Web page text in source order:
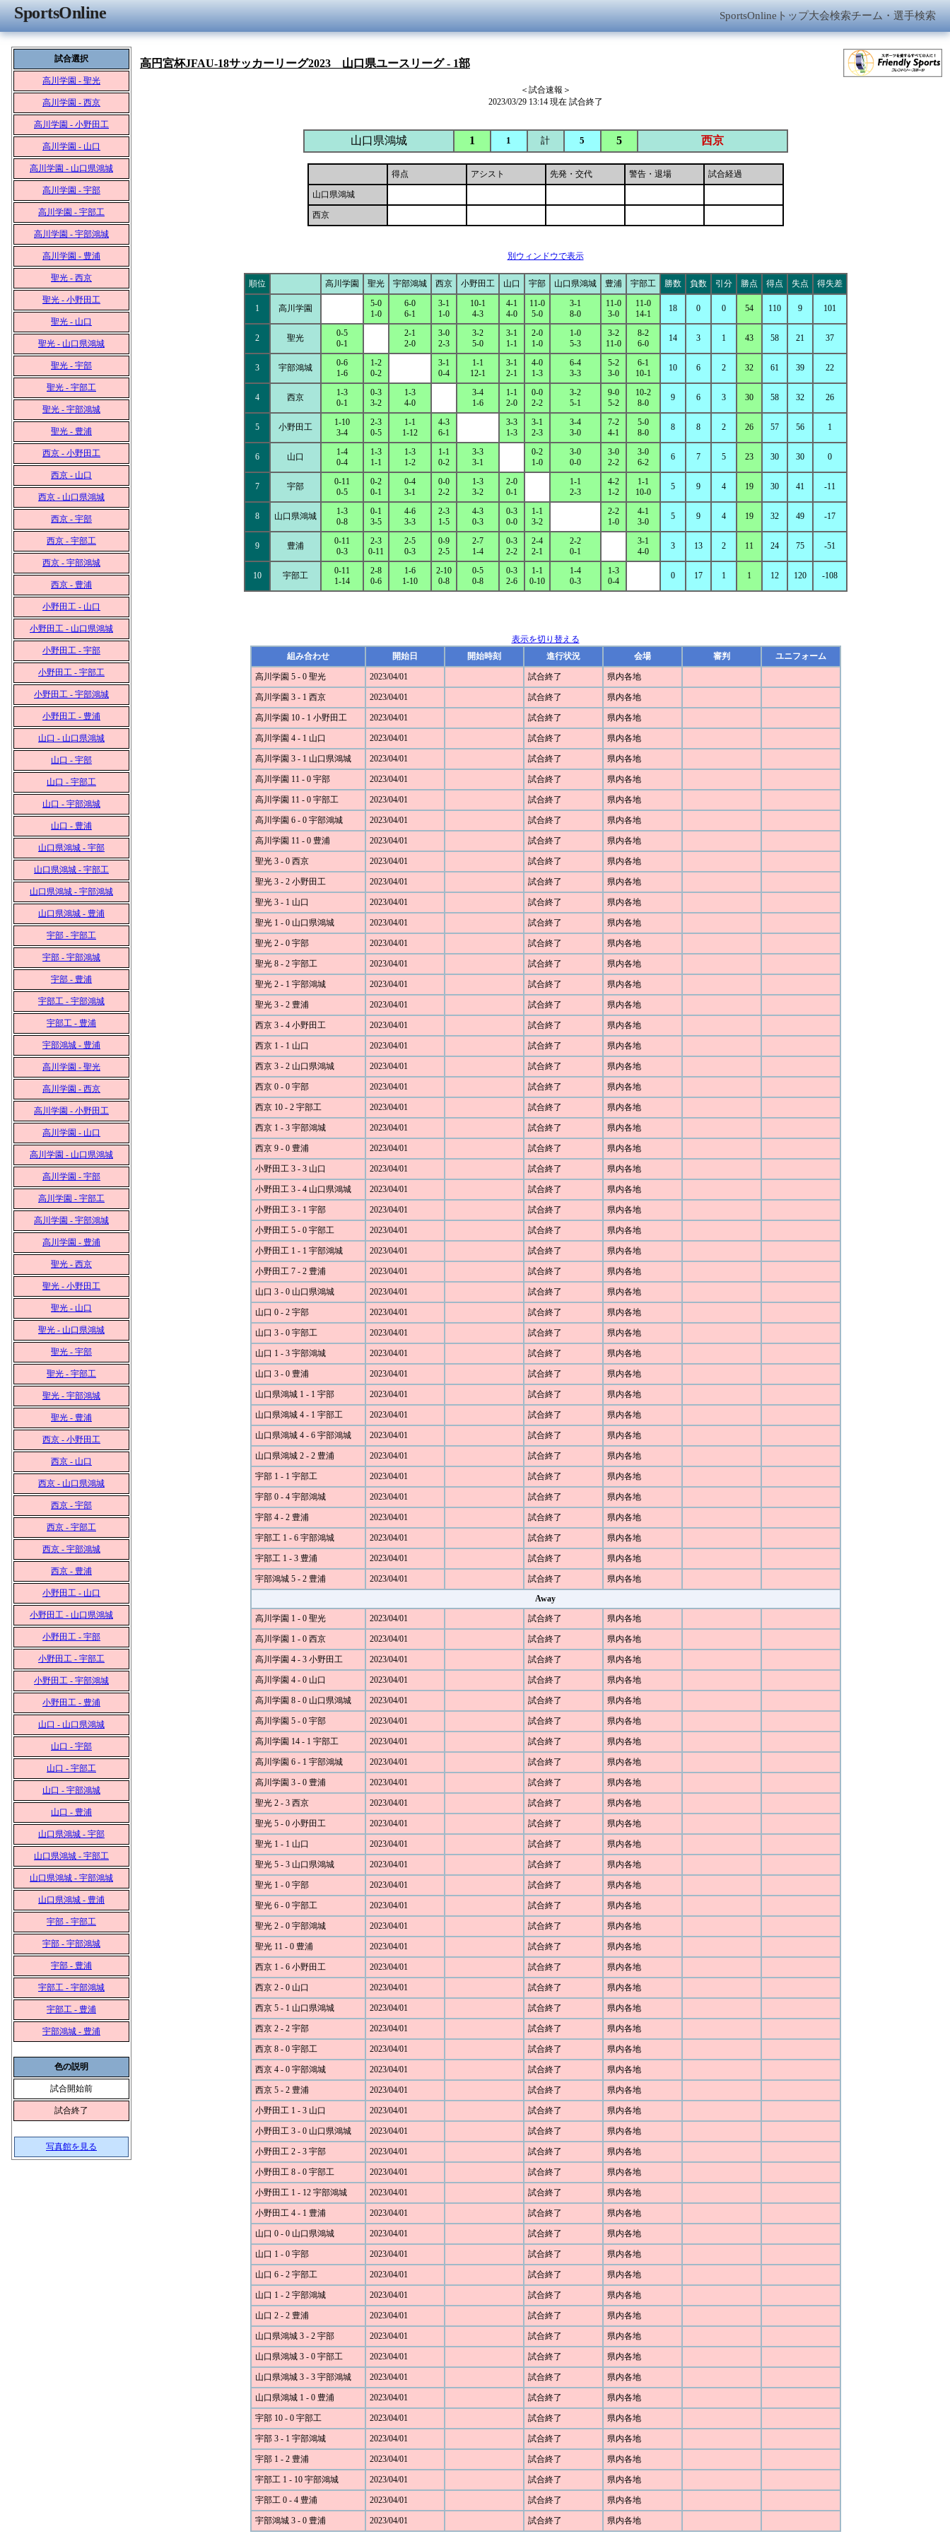
SportsOnline SportsOnlineトップ大会検索チーム・選手検索
試合選択
高川学園 - 聖光
高川学園 - 西京
高川学園 - 小野田工
高川学園 - 山口
高川学園 - 山口県鴻城
高川学園 - 宇部
高川学園 - 宇部工
高川学園 - 宇部鴻城
高川学園 - 豊浦
聖光 - 西京
聖光 - 小野田工
聖光 - 山口
聖光 - 山口県鴻城
聖光 - 宇部
聖光 - 宇部工
聖光 - 宇部鴻城
聖光 - 豊浦
西京 - 小野田工
西京 - 山口
西京 - 山口県鴻城
西京 - 宇部
西京 - 宇部工
西京 - 宇部鴻城
西京 - 豊浦
小野田工 - 山口
小野田工 - 山口県鴻城
小野田工 - 宇部
小野田工 - 宇部工
小野田工 - 宇部鴻城
小野田工 - 豊浦
山口 - 山口県鴻城
山口 - 宇部
山口 - 宇部工
山口 - 宇部鴻城
山口 - 豊浦
山口県鴻城 - 宇部
山口県鴻城 - 宇部工
山口県鴻城 - 宇部鴻城
山口県鴻城 - 豊浦
宇部 - 宇部工
宇部 - 宇部鴻城
宇部 - 豊浦
宇部工 - 宇部鴻城
宇部工 - 豊浦
宇部鴻城 - 豊浦
高川学園 - 聖光
高川学園 - 西京
高川学園 - 小野田工
高川学園 - 山口
高川学園 - 山口県鴻城
高川学園 - 宇部
高川学園 - 宇部工
高川学園 - 宇部鴻城
高川学園 - 豊浦
聖光 - 西京
聖光 - 小野田工
聖光 - 山口
聖光 - 山口県鴻城
聖光 - 宇部
聖光 - 宇部工
聖光 - 宇部鴻城
聖光 - 豊浦
西京 - 小野田工
西京 - 山口
西京 - 山口県鴻城
西京 - 宇部
西京 - 宇部工
西京 - 宇部鴻城
西京 - 豊浦
小野田工 - 山口
小野田工 - 山口県鴻城
小野田工 - 宇部
小野田工 - 宇部工
小野田工 - 宇部鴻城
小野田工 - 豊浦
山口 - 山口県鴻城
山口 - 宇部
山口 - 宇部工
山口 - 宇部鴻城
山口 - 豊浦
山口県鴻城 - 宇部
山口県鴻城 - 宇部工
山口県鴻城 - 宇部鴻城
山口県鴻城 - 豊浦
宇部 - 宇部工
宇部 - 宇部鴻城
宇部 - 豊浦
宇部工 - 宇部鴻城
宇部工 - 豊浦
宇部鴻城 - 豊浦
色の説明
試合開始前
試合終了
写真館を見る
高円宮杯JFAU-18サッカーリーグ2023 山口県ユースリーグ - 1部
＜試合速報＞
2023/03/29 13:14 現在 試合終了
山口県鴻城 1 1 計 5 5 西京
得点 アシスト 先発・交代 警告・退場 試合経過
山口県鴻城
西京
別ウィンドウで表示
順位 高川学園 聖光 宇部鴻城 西京 小野田工 山口 宇部 山口県鴻城 豊浦 宇部工 勝数 負数 引分 勝点 得点 失点 得失差
1 高川学園
5-0
1-0
6-0
6-1
3-1
1-0
10-1
4-3
4-1
4-0
11-0
5-0
3-1
8-0
11-0
3-0
11-0
14-1
18 0 0 54 110 9 101
2 聖光
0-5
0-1
2-1
2-0
3-0
2-3
3-2
5-0
3-1
1-1
2-0
1-0
1-0
5-3
3-2
11-0
8-2
6-0
14 3 1 43 58 21 37
3 宇部鴻城
0-6
1-6
1-2
0-2
3-1
0-4
1-1
12-1
3-1
2-1
4-0
1-3
6-4
3-3
5-2
3-0
6-1
10-1
10 6 2 32 61 39 22
4 西京
1-3
0-1
0-3
3-2
1-3
4-0
3-4
1-6
1-1
2-0
0-0
2-2
3-2
5-1
9-0
5-2
10-2
8-0
9 6 3 30 58 32 26
5 小野田工
1-10
3-4
2-3
0-5
1-1
1-12
4-3
6-1
3-3
1-3
3-1
2-3
3-4
3-0
7-2
4-1
5-0
8-0
8 8 2 26 57 56 1
6 山口
1-4
0-4
1-3
1-1
1-3
1-2
1-1
0-2
3-3
3-1
0-2
1-0
3-0
0-0
3-0
2-2
3-0
6-2
6 7 5 23 30 30 0
7 宇部
0-11
0-5
0-2
0-1
0-4
3-1
0-0
2-2
1-3
3-2
2-0
0-1
1-1
2-3
4-2
1-2
1-1
10-0
5 9 4 19 30 41 -11
8 山口県鴻城
1-3
0-8
0-1
3-5
4-6
3-3
2-3
1-5
4-3
0-3
0-3
0-0
1-1
3-2
2-2
1-0
4-1
3-0
5 9 4 19 32 49 -17
9 豊浦
0-11
0-3
2-3
0-11
2-5
0-3
0-9
2-5
2-7
1-4
0-3
2-2
2-4
2-1
2-2
0-1
3-1
4-0
3 13 2 11 24 75 -51
10 宇部工
0-11
1-14
2-8
0-6
1-6
1-10
2-10
0-8
0-5
0-8
0-3
2-6
1-1
0-10
1-4
0-3
1-3
0-4
0 17 1 1 12 120 -108
表示を切り替える
組み合わせ
開始日 開始時刻 進行状況 会場 審判 ユニフォーム
高川学園 5 - 0 聖光 2023/04/01 試合終了 県内各地
高川学園 3 - 1 西京 2023/04/01 試合終了 県内各地
高川学園 10 - 1 小野田工 2023/04/01 試合終了 県内各地
高川学園 4 - 1 山口 2023/04/01 試合終了 県内各地
高川学園 3 - 1 山口県鴻城 2023/04/01 試合終了 県内各地
高川学園 11 - 0 宇部 2023/04/01 試合終了 県内各地
高川学園 11 - 0 宇部工 2023/04/01 試合終了 県内各地
高川学園 6 - 0 宇部鴻城 2023/04/01 試合終了 県内各地
高川学園 11 - 0 豊浦 2023/04/01 試合終了 県内各地
聖光 3 - 0 西京 2023/04/01 試合終了 県内各地
聖光 3 - 2 小野田工 2023/04/01 試合終了 県内各地
聖光 3 - 1 山口 2023/04/01 試合終了 県内各地
聖光 1 - 0 山口県鴻城 2023/04/01 試合終了 県内各地
聖光 2 - 0 宇部 2023/04/01 試合終了 県内各地
聖光 8 - 2 宇部工 2023/04/01 試合終了 県内各地
聖光 2 - 1 宇部鴻城 2023/04/01 試合終了 県内各地
聖光 3 - 2 豊浦 2023/04/01 試合終了 県内各地
西京 3 - 4 小野田工 2023/04/01 試合終了 県内各地
西京 1 - 1 山口 2023/04/01 試合終了 県内各地
西京 3 - 2 山口県鴻城 2023/04/01 試合終了 県内各地
西京 0 - 0 宇部 2023/04/01 試合終了 県内各地
西京 10 - 2 宇部工 2023/04/01 試合終了 県内各地
西京 1 - 3 宇部鴻城 2023/04/01 試合終了 県内各地
西京 9 - 0 豊浦 2023/04/01 試合終了 県内各地
小野田工 3 - 3 山口 2023/04/01 試合終了 県内各地
小野田工 3 - 4 山口県鴻城 2023/04/01 試合終了 県内各地
小野田工 3 - 1 宇部 2023/04/01 試合終了 県内各地
小野田工 5 - 0 宇部工 2023/04/01 試合終了 県内各地
小野田工 1 - 1 宇部鴻城 2023/04/01 試合終了 県内各地
小野田工 7 - 2 豊浦 2023/04/01 試合終了 県内各地
山口 3 - 0 山口県鴻城 2023/04/01 試合終了 県内各地
山口 0 - 2 宇部 2023/04/01 試合終了 県内各地
山口 3 - 0 宇部工 2023/04/01 試合終了 県内各地
山口 1 - 3 宇部鴻城 2023/04/01 試合終了 県内各地
山口 3 - 0 豊浦 2023/04/01 試合終了 県内各地
山口県鴻城 1 - 1 宇部 2023/04/01 試合終了 県内各地
山口県鴻城 4 - 1 宇部工 2023/04/01 試合終了 県内各地
山口県鴻城 4 - 6 宇部鴻城 2023/04/01 試合終了 県内各地
山口県鴻城 2 - 2 豊浦 2023/04/01 試合終了 県内各地
宇部 1 - 1 宇部工 2023/04/01 試合終了 県内各地
宇部 0 - 4 宇部鴻城 2023/04/01 試合終了 県内各地
宇部 4 - 2 豊浦 2023/04/01 試合終了 県内各地
宇部工 1 - 6 宇部鴻城 2023/04/01 試合終了 県内各地
宇部工 1 - 3 豊浦 2023/04/01 試合終了 県内各地
宇部鴻城 5 - 2 豊浦 2023/04/01 試合終了
県内各地
Away
高川学園 1 - 0 聖光
2023/04/01 試合終了 県内各地
高川学園 1 - 0 西京 2023/04/01 試合終了 県内各地
高川学園 4 - 3 小野田工 2023/04/01 試合終了 県内各地
高川学園 4 - 0 山口 2023/04/01 試合終了 県内各地
高川学園 8 - 0 山口県鴻城 2023/04/01 試合終了 県内各地
高川学園 5 - 0 宇部 2023/04/01 試合終了 県内各地
高川学園 14 - 1 宇部工 2023/04/01 試合終了 県内各地
高川学園 6 - 1 宇部鴻城 2023/04/01 試合終了 県内各地
高川学園 3 - 0 豊浦 2023/04/01 試合終了 県内各地
聖光 2 - 3 西京 2023/04/01 試合終了 県内各地
聖光 5 - 0 小野田工 2023/04/01 試合終了 県内各地
聖光 1 - 1 山口 2023/04/01 試合終了 県内各地
聖光 5 - 3 山口県鴻城 2023/04/01 試合終了 県内各地
聖光 1 - 0 宇部 2023/04/01 試合終了 県内各地
聖光 6 - 0 宇部工 2023/04/01 試合終了 県内各地
聖光 2 - 0 宇部鴻城 2023/04/01 試合終了 県内各地
聖光 11 - 0 豊浦 2023/04/01 試合終了 県内各地
西京 1 - 6 小野田工 2023/04/01 試合終了 県内各地
西京 2 - 0 山口 2023/04/01 試合終了 県内各地
西京 5 - 1 山口県鴻城 2023/04/01 試合終了 県内各地
西京 2 - 2 宇部 2023/04/01 試合終了 県内各地
西京 8 - 0 宇部工 2023/04/01 試合終了 県内各地
西京 4 - 0 宇部鴻城 2023/04/01 試合終了 県内各地
西京 5 - 2 豊浦 2023/04/01 試合終了 県内各地
小野田工 1 - 3 山口 2023/04/01 試合終了 県内各地
小野田工 3 - 0 山口県鴻城 2023/04/01 試合終了 県内各地
小野田工 2 - 3 宇部 2023/04/01 試合終了 県内各地
小野田工 8 - 0 宇部工 2023/04/01 試合終了 県内各地
小野田工 1 - 12 宇部鴻城 2023/04/01 試合終了 県内各地
小野田工 4 - 1 豊浦 2023/04/01 試合終了 県内各地
山口 0 - 0 山口県鴻城 2023/04/01 試合終了 県内各地
山口 1 - 0 宇部 2023/04/01 試合終了 県内各地
山口 6 - 2 宇部工 2023/04/01 試合終了 県内各地
山口 1 - 2 宇部鴻城 2023/04/01 試合終了 県内各地
山口 2 - 2 豊浦 2023/04/01 試合終了 県内各地
山口県鴻城 3 - 2 宇部 2023/04/01 試合終了 県内各地
山口県鴻城 3 - 0 宇部工 2023/04/01 試合終了 県内各地
山口県鴻城 3 - 3 宇部鴻城 2023/04/01 試合終了 県内各地
山口県鴻城 1 - 0 豊浦 2023/04/01 試合終了 県内各地
宇部 10 - 0 宇部工 2023/04/01 試合終了 県内各地
宇部 3 - 1 宇部鴻城 2023/04/01 試合終了 県内各地
宇部 1 - 2 豊浦 2023/04/01 試合終了 県内各地
宇部工 1 - 10 宇部鴻城 2023/04/01 試合終了 県内各地
宇部工 0 - 4 豊浦 2023/04/01 試合終了 県内各地
宇部鴻城 3 - 0 豊浦 2023/04/01 試合終了 県内各地